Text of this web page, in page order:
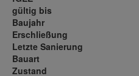
gültig bis
Baujahr
Erschließung
Letzte Sanierung
Bauart
Zustand